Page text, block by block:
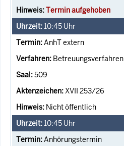
Termin aufgehoben
10:45 Uhr
AnhT extern
Betreuungsverfahren
509
XVII 253/26
Nicht öffentlich
10:45 Uhr
Anhörungstermin